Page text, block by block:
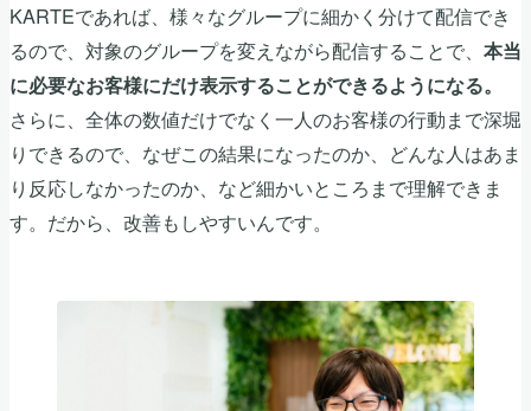
KARTEであれば、様々なグループに細かく分けて配信でき
るので、対象のグループを変えながら配信することで、 本当
に必要なお客様にだけ表示することができるようになる。
さらに、全体の数値だけでなく一人のお客様の行動まで深堀
りできるので、なぜこの結果になったのか、どんな人はあま
り反応しなかったのか、など細かいところまで理解できま
す。だから、改善もしやすいんです。